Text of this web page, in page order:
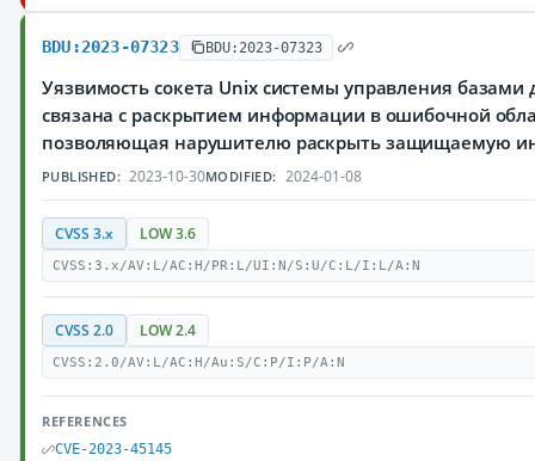
BDU:2023-07323 BDU:2023-07323
Уязвимость сокета Unix системы управления базами
связана с раскрытием информации в ошибочной
позволяющая нарушителю раскрыть защищаемую
PUBLISHED: 2023-10-30MODIFIED: 2024-01-08
CVSS 3.x LOW 3.6
CVSS:3.x/AV:L/AC:H/PR:L/UI:N/S:U/C:L/I:L/A:N
CVSS 2.0 LOW 2.4
CVSS:2.0/AV:L/AC:H/Au:S/C:P/I:P/A:N
REFERENCES
CVE-2023-45145